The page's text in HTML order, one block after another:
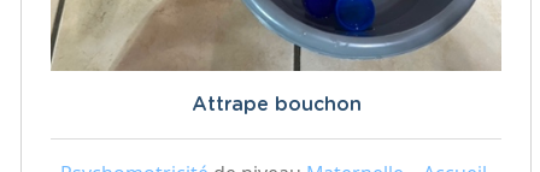
Attrape bouchon